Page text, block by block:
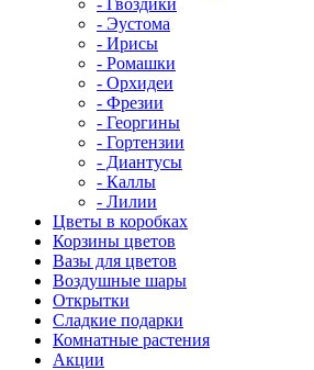
- Гвоздики
- Эустома
- Ирисы
- Ромашки
- Орхидеи
- Фрезии
- Георгины
- Гортензии
- Диантусы
- Каллы
- Лилии
Цветы в коробках
Корзины цветов
Вазы для цветов
Воздушные шары
Открытки
Сладкие подарки
Комнатные растения
Акции